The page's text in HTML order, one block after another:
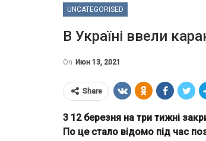
UNCATEGORISED
В Україні ввели
On Июн 13, 2021
Share
3 12 березня на три тижні
По це стало відомо під час